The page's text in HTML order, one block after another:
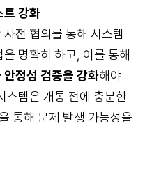
트 강화
전 협의를 통해 시스템
명확히 하고, 이를 통해
정성 검증을 강화해야
스템은 개통 전에 충분한
통해 문제 발생 가능성을